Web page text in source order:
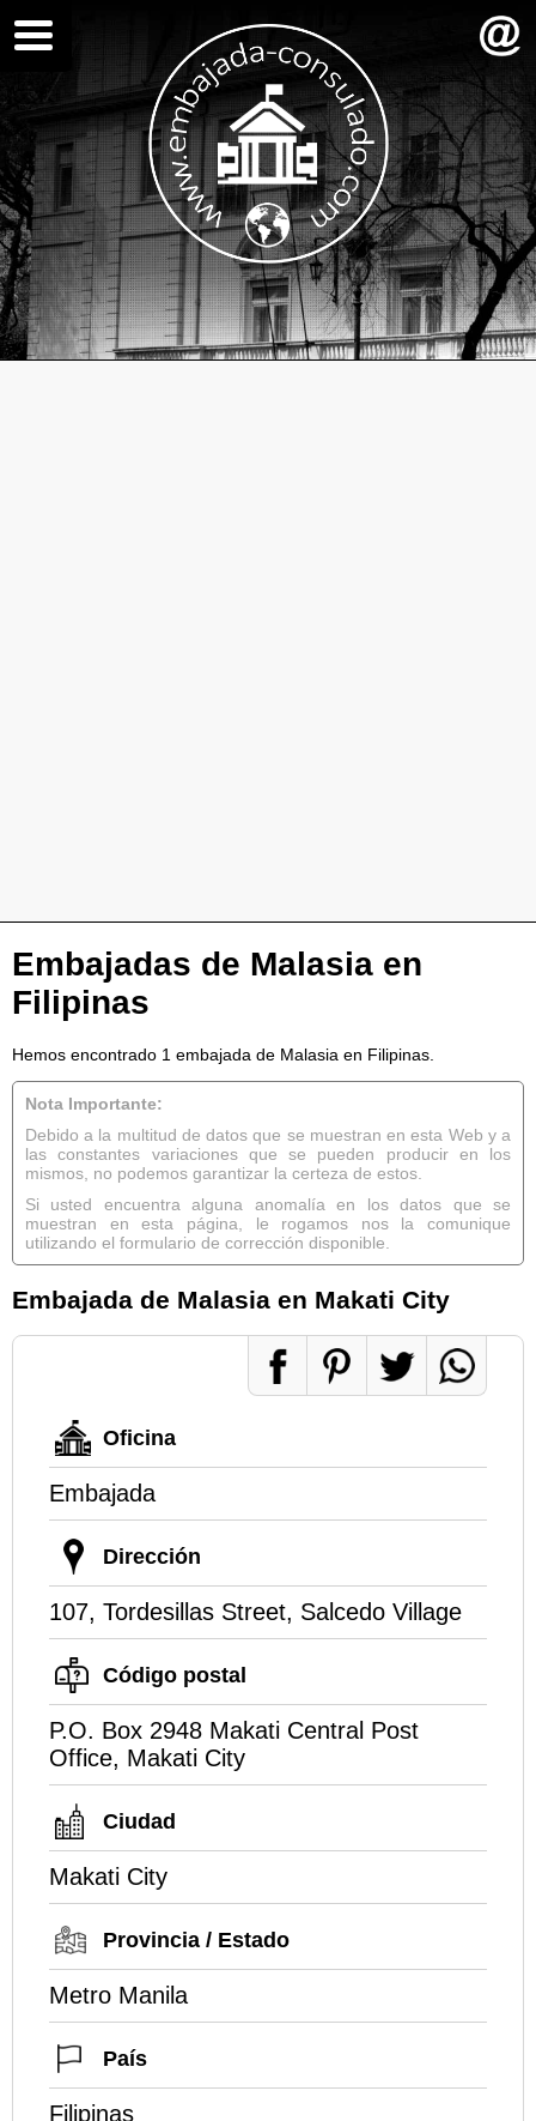
Embajadas de Malasia en
Filipinas
Hemos encontrado 1 embajada de Malasia en Filipinas.
Nota Importante:
Debido a la multitud de datos que se muestran en esta Web y a
las constantes variaciones que se pueden producir en los
mismos, no podemos garantizar la certeza de estos.
Si usted encuentra alguna anomalía en los datos que se
muestran en esta página, le rogamos nos la comunique
utilizando el formulario de corrección disponible.
Embajada de Malasia en Makati City
Oficina
Embajada
Dirección
107, Tordesillas Street, Salcedo Village
Código postal
P.O. Box 2948 Makati Central Post
Office, Makati City
Ciudad
Makati City
Provincia / Estado
Metro Manila
País
Filipinas